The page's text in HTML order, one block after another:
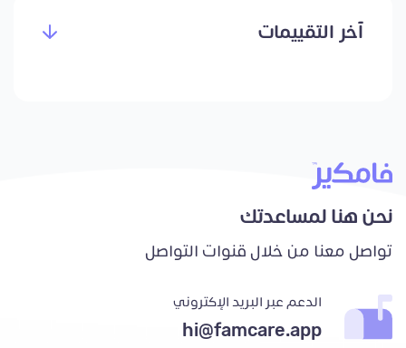
آخر التقييمات
نحن هنا لمساعدتك
تواصل معنا من خلال قنوات التواصل
الدعم عبر البريد الإكتروني
hi@famcare.app